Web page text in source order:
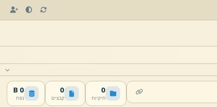
0
תיקיות
0
קבצים
0 B
נפח